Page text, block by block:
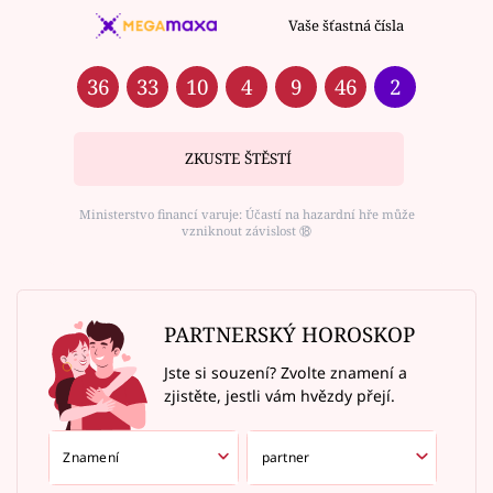
Vaše šťastná čísla
36 33 10 4 9 46 2
ZKUSTE ŠTĚSTÍ
Ministerstvo financí varuje: Účastí na hazardní hře může
vzniknout závislost ⑱
PARTNERSKÝ HOROSKOP
Jste si souzení? Zvolte znamení a
zjistěte, jestli vám hvězdy přejí.